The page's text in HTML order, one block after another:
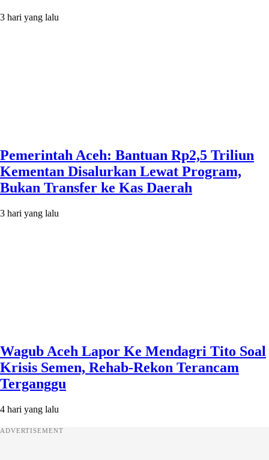
3 hari yang lalu
Pemerintah Aceh: Bantuan Rp2,5 Triliun
Kementan Disalurkan Lewat Program,
Bukan Transfer ke Kas Daerah
3 hari yang lalu
Wagub Aceh Lapor Ke Mendagri Tito Soal
Krisis Semen, Rehab-Rekon Terancam
Terganggu
4 hari yang lalu
ADVERTISEMENT